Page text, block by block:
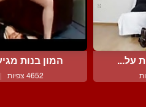
על... המון בנות
4652 צפיות |